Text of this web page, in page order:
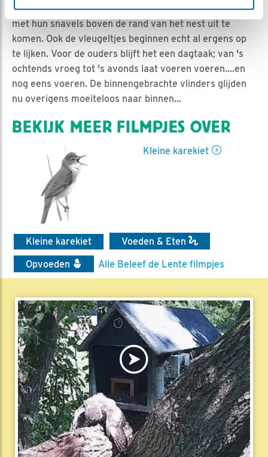
ze groeien als kool. Op sommige momenten weten ze al
met hun snavels boven de rand van het nest uit te
komen. Ook de vleugeltjes beginnen echt al ergens op
te lijken. Voor de ouders blijft het een dagtaak; van 's
ochtends vroeg tot 's avonds laat voeren voeren....en
nog eens voeren. De binnengebrachte vlinders glijden
nu overigens moeiteloos naar binnen...
BEKIJK MEER FILMPJES OVER
Kleine karekiet
Kleine karekiet
Voeden & Eten
Opvoeden
Alle Beleef de Lente filmpjes